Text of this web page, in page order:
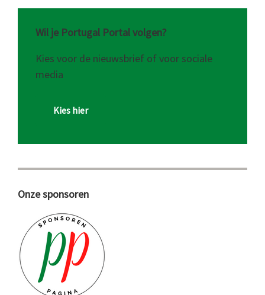
Wil je Portugal Portal volgen?
Kies voor de nieuwsbrief of voor sociale
media
Kies hier
Onze sponsoren